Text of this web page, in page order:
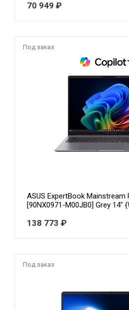
70 949 ₽
Под заказ
ASUS ExpertBook Mainstream
[90NX0971-M00JB0] Grey 14"
AMD Radeon 860M/ No OS}
138 773 ₽
Под заказ